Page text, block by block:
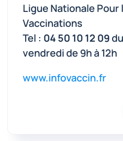
Ligue Nationale Pour
Vaccinations
Tel : 04 50 10 12 09
vendredi de 9h à 12h
www.infovaccin.fr